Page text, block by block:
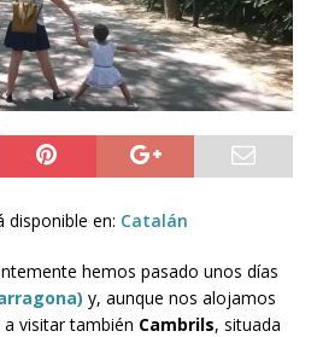
disponible en: Catalán
hemos pasado unos días
y, aunque nos alojamos
visitar también Cambrils, situada